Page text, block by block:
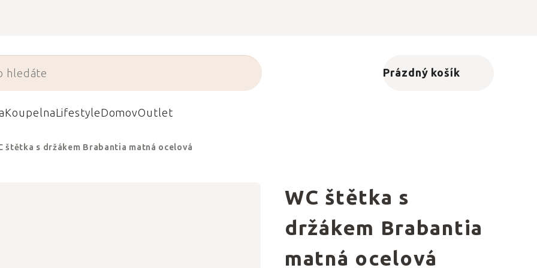
Nákupní košík
Prázdný košík
KoupelnaLifestyleDomovOutlet
štětka s držákem Brabantia matná ocelová
WC štětka s
držákem Brabantia
matná ocelová